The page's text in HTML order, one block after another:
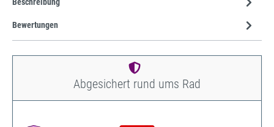
Beschreibung
Bewertungen
Abgesichert rund ums Rad